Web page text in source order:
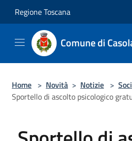
Regione Toscana
Comune di
Home > Novità > Notizie >
Sportello di ascolto psicologico